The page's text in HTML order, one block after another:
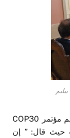
كما سلط السفير الزبن الضوء على أن تنظيم مؤتمر COP30
حيث قال: ” إن